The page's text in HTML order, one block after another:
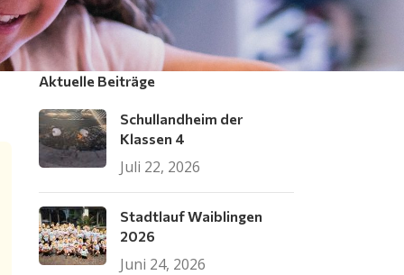
Aktuelle Beiträge
Schullandheim der
Klassen 4
Juli 22, 2026
Stadtlauf Waiblingen
2026
Juni 24, 2026